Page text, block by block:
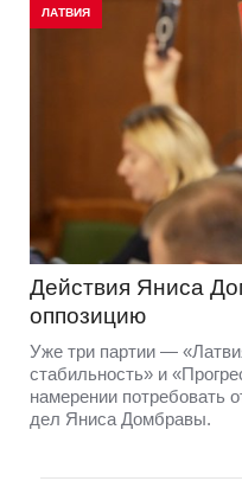
ЛАТВИЯ
Действия Яниса
оппозицию
Уже три партии —
стабильность» и
намерении потребовать
дел Яниса Домбравы.